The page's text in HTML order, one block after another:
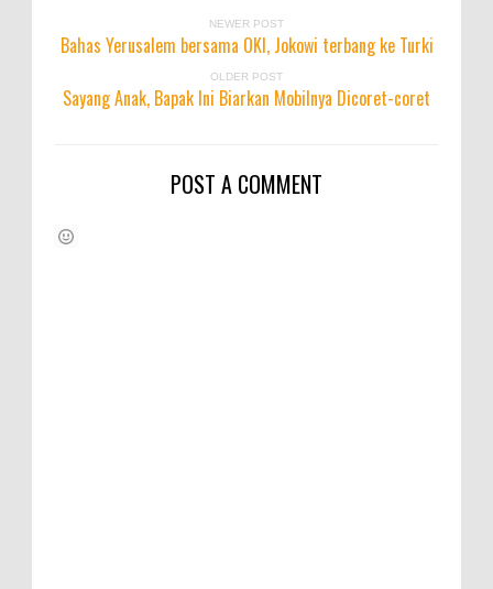
NEWER POST
Bahas Yerusalem bersama OKI, Jokowi terbang ke Turki
OLDER POST
Sayang Anak, Bapak Ini Biarkan Mobilnya Dicoret-coret
POST A COMMENT